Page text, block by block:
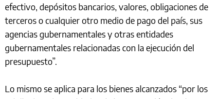
efectivo, depósitos bancarios, valores, obligaciones de
terceros o cualquier otro medio de pago del país, sus
agencias gubernamentales y otras entidades
gubernamentales relacionadas con la ejecución del
presupuesto”.
Lo mismo se aplica para los bienes alcanzados “por los